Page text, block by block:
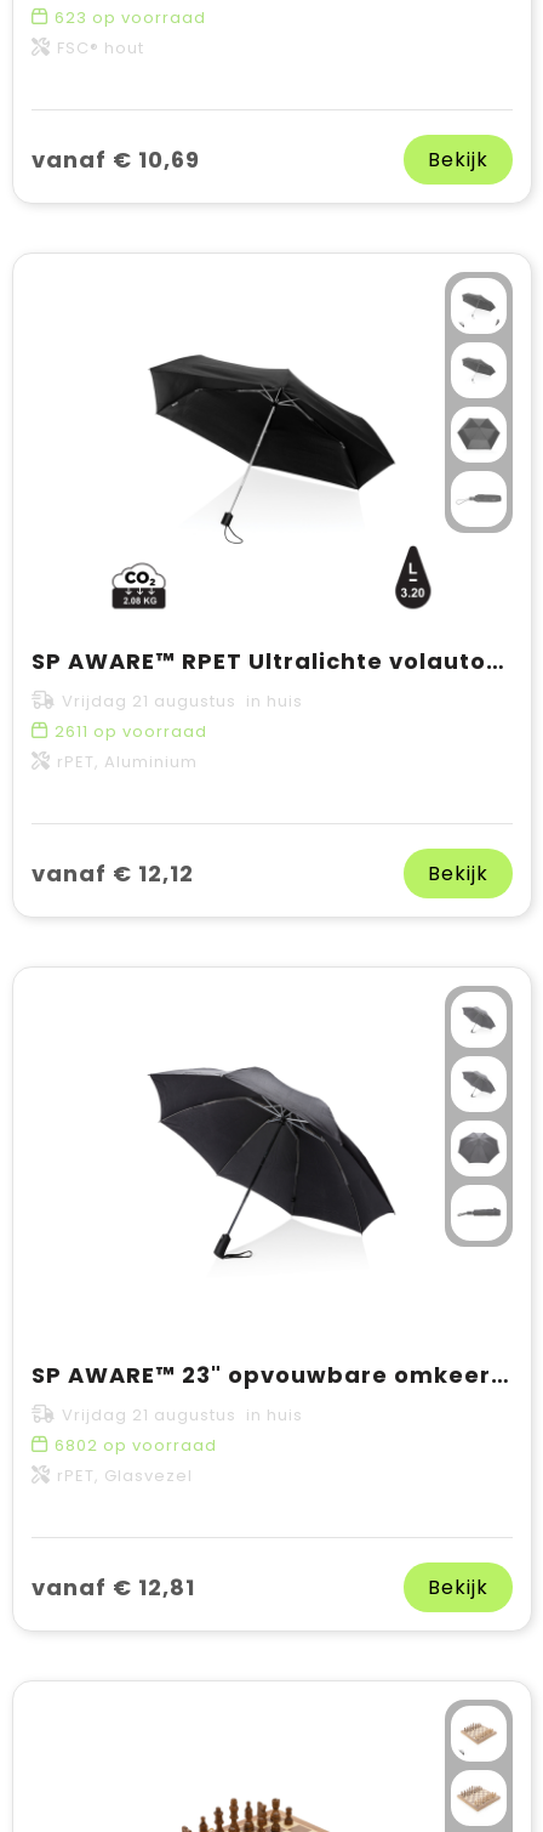
623 op voorraad
FSC® hout
vanaf € 10,69 Bekijk
SP AWARE™ RPET Ultralichte volautomatische 20,5”-paraplu
Vrijdag 21 augustus in huis
2611 op voorraad
rPET, Aluminium
vanaf € 12,12 Bekijk
SP AWARE™ 23" opvouwbare omkeerbare auto open/close paraplu
Vrijdag 21 augustus in huis
6802 op voorraad
rPET, Glasvezel
vanaf € 12,81 Bekijk